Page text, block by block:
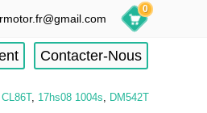
0
Contacter-Nous
CL86T, 17hs08 1004s, DM542T